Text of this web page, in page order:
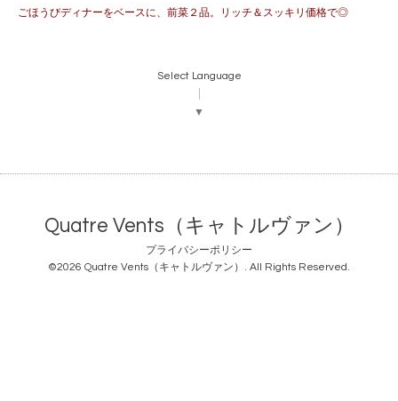
ごほうびディナーをベースに、前菜２品。リッチ＆スッキリ価格で◎
Select Language
▼
Quatre Vents（キャトルヴァン）
プライバシーポリシー
©2026 Quatre Vents（キャトルヴァン） . All Rights Reserved.